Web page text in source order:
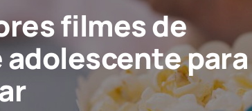
filmes de
para